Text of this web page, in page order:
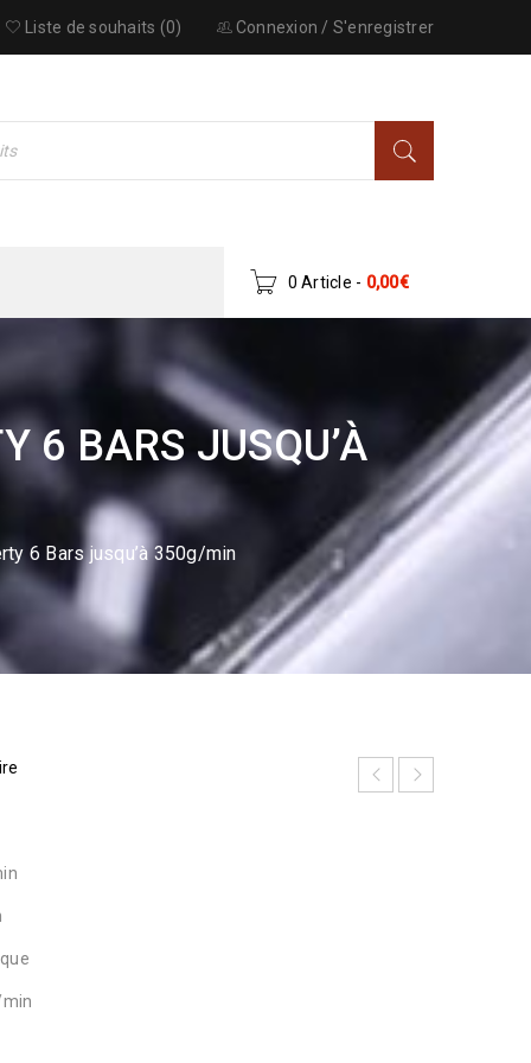
Connexion / S'enregistrer
Liste de souhaits (0)
0 Article - 0,00€
6 BARS JUSQU’À
6 Bars jusqu’à 350g/min
min